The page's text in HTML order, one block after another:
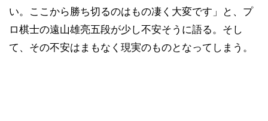
い。ここから勝ち切るのはもの凄く大変です」と、プ
ロ棋士の遠山雄亮五段が少し不安そうに語る。そし
て、その不安はまもなく現実のものとなってしまう。